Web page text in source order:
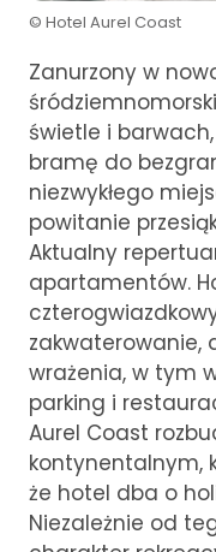
© Hotel Aurel Coast
Zanurzony w
świetle i
bramę do
niezwykłego
powitanie
Aktualny
apartamentów.
zakwaterowanie,
wrażenia, w tym
parking i
Aurel Coast
kontynentalnym,
że hotel dba o
Niezależnie od